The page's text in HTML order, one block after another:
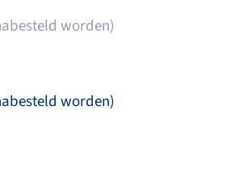
worden)
worden)